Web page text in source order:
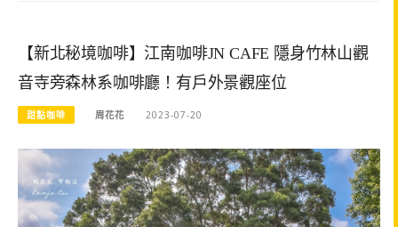
【新北秘境咖啡】江南咖啡JN CAFE 隱身竹林山觀
音寺旁森林系咖啡廳！有戶外景觀座位
甜點咖啡 周花花 2023-07-20